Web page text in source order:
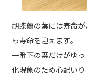
胡蝶蘭の葉には寿命
ら寿命を迎えます。
一番下の葉だけがゆ
化現象のため心配いり